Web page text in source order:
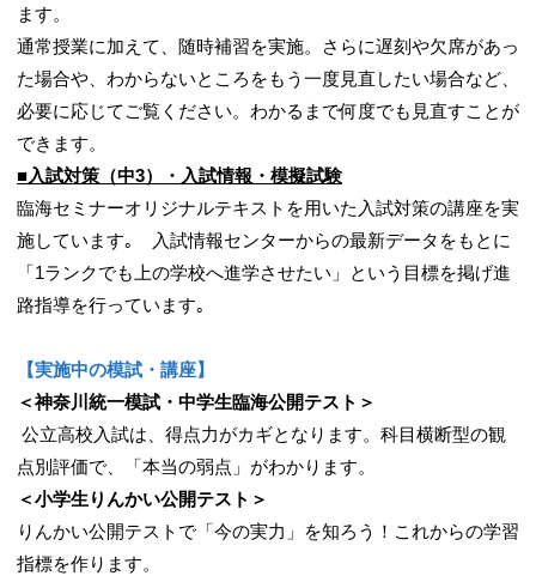
ます。
通常授業に加えて、随時補習を実施。さらに遅刻や欠席があっ
た場合や、わからないところをもう一度見直したい場合など、
必要に応じてご覧ください。わかるまで何度でも見直すことが
できます。
■入試対策（中3）・入試情報・模擬試験
臨海セミナーオリジナルテキストを用いた入試対策の講座を実
施しています｡ 入試情報センターからの最新データをもとに
「1ランクでも上の学校へ進学させたい」という目標を掲げ進
路指導を行っています｡
【実施中の模試・講座】
＜神奈川統一模試・中学生臨海公開テスト＞
公立高校入試は、得点力がカギとなります。科目横断型の観
点別評価で、「本当の弱点」がわかります。
＜小学生りんかい公開テスト＞
りんかい公開テストで「今の実力」を知ろう！これからの学習
指標を作ります。